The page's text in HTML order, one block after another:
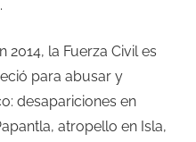
2014, la Fuerza Civil es
para abusar y
desapariciones en
atropello en Isla,